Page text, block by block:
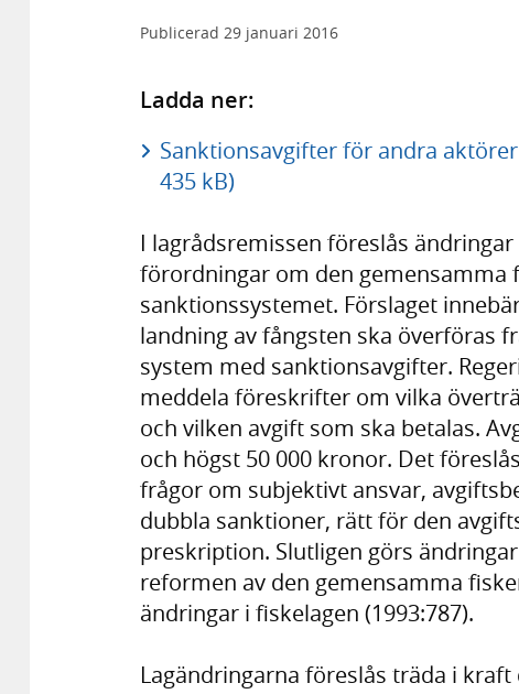
Publicerad 29 januari 2016
Ladda ner:
Sanktionsavgifter för andra
435 kB)
I lagrådsremissen föreslås ändringar
förordningar om den
sanktionssystemet. Förslaget
landning av fångsten ska överföras
system med sanktionsavgifter.
meddela föreskrifter om vilka
och vilken avgift som ska betalas.
och högst 50 000 kronor. Det
frågor om subjektivt ansvar,
dubbla sanktioner, rätt för den
preskription. Slutligen görs
reformen av den gemensamma
ändringar i fiskelagen (1993:787).
Lagändringarna föreslås träda i kraft